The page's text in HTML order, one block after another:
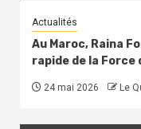
Actualités
Au Maroc, Raina
rapide de la Force
24 mai 2026 Le